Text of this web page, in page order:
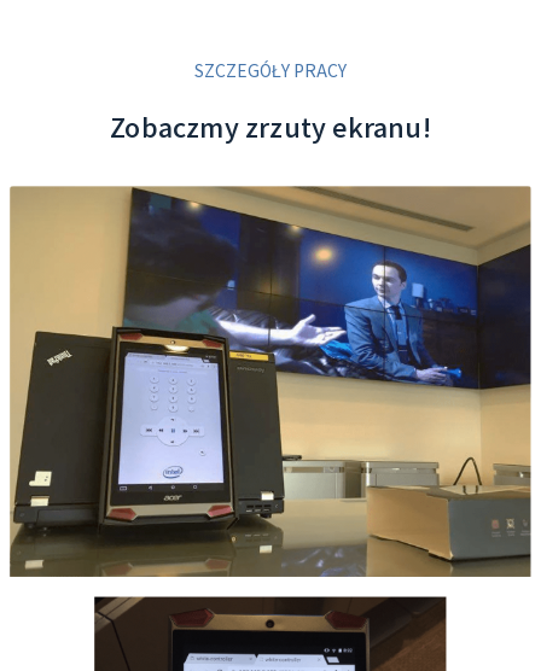
SZCZEGÓŁY PRACY
Zobaczmy zrzuty ekranu!